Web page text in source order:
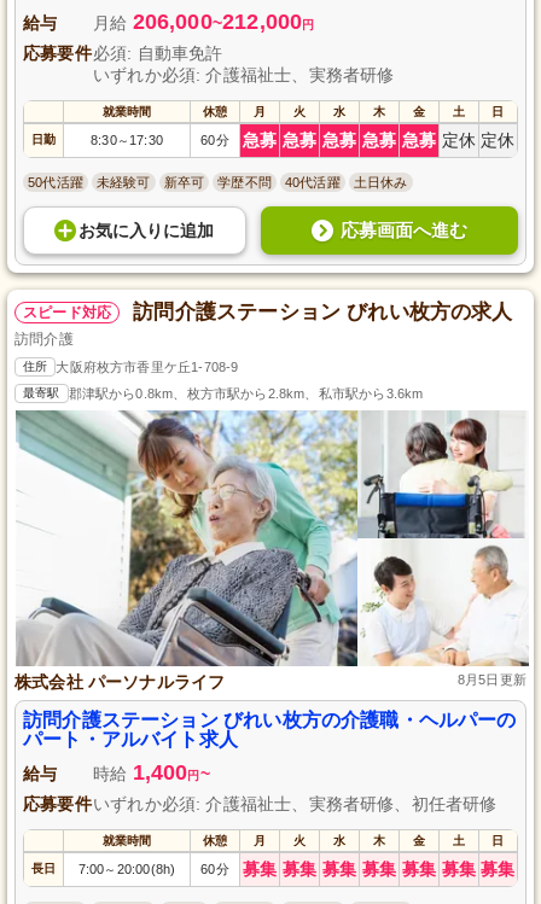
給与 月給 206,000~212,000円
応募要件必須: 自動車免許
いずれか必須: 介護福祉士、実務者研修
就業時間 休憩 月 火 水 木 金 土 日
日勤 8:30～ 17:30 60分 急募 急募 急募 急募 急募 定休 定休
50代活躍 未経験可 新卒可 学歴不問 40代活躍 土日休み
お気に入り に追加 応募画面へ進む
スピード対応 訪問介護ステーション びれい枚方の求人
訪問介護
住所 大阪府枚方市香里ケ丘1-708-9
最寄駅 郡津駅から0.8km、枚方市駅から2.8km、私市駅から3.6km
株式会社 パーソナルライフ 8月5日更新
訪問介護ステーション びれい枚方の介護職・ヘルパーの
パート・アルバイト求人
給与 時給 1,400円 ~
応募要件いずれか必須: 介護福祉士、実務者研修、初任者研修
就業時間 休憩 月 火 水 木 金 土 日
長日 7:00～ 20:00(8h) 60分 募集 募集 募集 募集 募集 募集 募集